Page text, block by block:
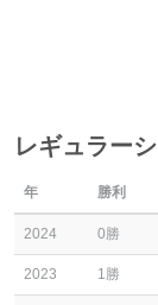
レギュラー
年 勝利
2024 0勝
2023 1勝